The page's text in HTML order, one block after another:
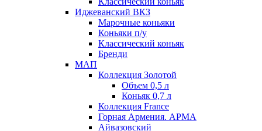
Иджеванский ВКЗ
Марочные коньяки
Коньяки п/у
Классический коньяк
Бренди
МАП
Коллекция Золотой
Объем 0,5 л
Коньяк 0,7 л
Коллекция France
Горная Армения. АРМА
Айвазовский